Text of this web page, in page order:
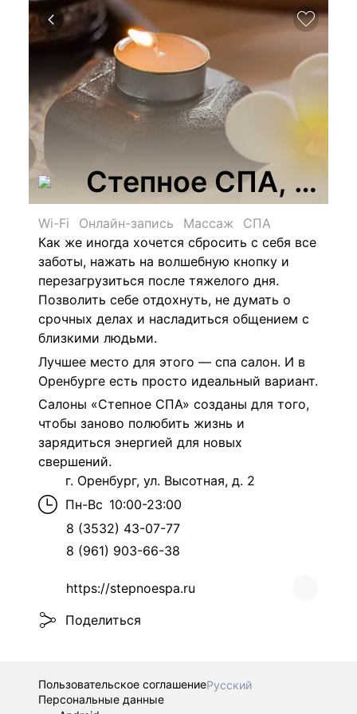
Степное СПА,
Wi-Fi Онлайн-запись Массаж
СПА
Как же иногда хочется сбросить с себя все
заботы, нажать на волшебную кнопку и
перезагрузиться после тяжелого дня.
Позволить себе отдохнуть, не думать о
срочных делах и насладиться общением с
близкими людьми.
Лучшее место для этого — спа салон. И в
Оренбурге есть просто идеальный вариант.
Салоны «Степное СПА» созданы для того,
чтобы заново полюбить жизнь и
зарядиться энергией для новых
свершений.
г. Оренбург, ул. Высотная, д. 2
Пн-Вс 10:00-23:00
8 (3532) 43-07-77
8 (961) 903-66-38
https://stepnoespa.ru
Поделиться
Пользовательское соглашениеРусский
Персональные данные